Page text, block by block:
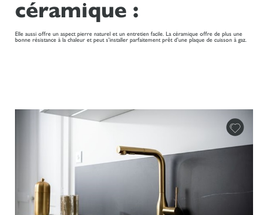
céramique :
Elle aussi offre un aspect pierre naturel et un entretien facile. La céramique offre de plus une
bonne résistance à la chaleur et peut s’installer parfaitement prêt d’une plaque de cuisson à gaz.